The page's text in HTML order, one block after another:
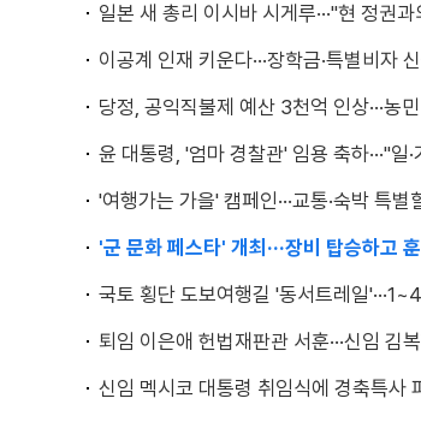
일본 새 총리 이시바 시게루···"현 정권
이공계 인재 키운다···장학금·특별비자
당정, 공익직불제 예산 3천억 인상···농
윤 대통령, '엄마 경찰관' 임용 축하···"일
'여행가는 가을' 캠페인···교통·숙박 특별
'군 문화 페스타' 개최···장비 탑승하고
국토 횡단 도보여행길 '동서트레일
퇴임 이은애 헌법재판관 서훈···신임 김
신임 멕시코 대통령 취임식에 경축특사